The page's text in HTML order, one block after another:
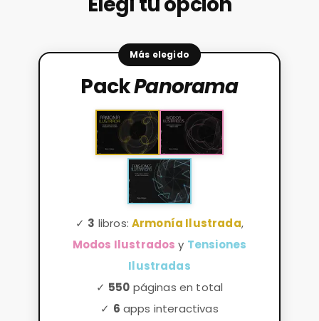
Más elegido
PackPanorama
✓ 3 libros:Armonía Ilustrada,
Modos Ilustrados y Tensiones
Ilustradas
✓ 550 páginas en total
✓ 6 apps interactivas